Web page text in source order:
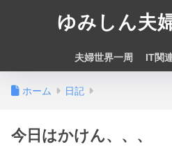
ゆみしん夫
夫婦世界一周 IT関
ホーム 日記
今日はかけん、、、